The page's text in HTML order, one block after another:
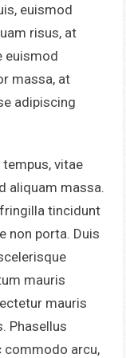
euismod
risus, at
euismod
massa, at
adipiscing
vitae
aliquam massa.
tincidunt
non porta. Duis
mauris
mauris
Phasellus
commodo arcu,